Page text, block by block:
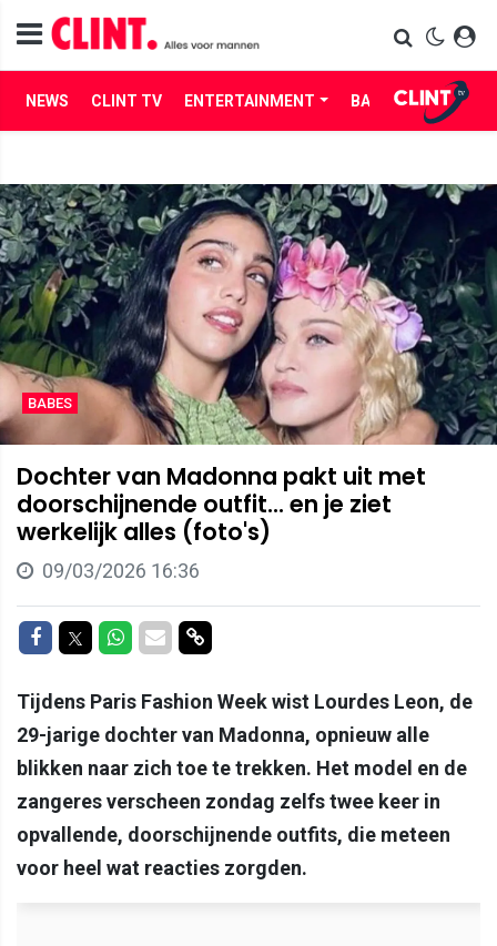
NEWS CLINT TV ENTERTAINMENT BABES LIFE
BABES
Dochter van Madonna pakt uit met
doorschijnende outfit... en je ziet
werkelijk alles (foto's)
09/03/2026 16:36
Delen op Facebook
Delen op Twitter
Delen op Whatsapp
Delen via Mail
Delen via link
Tijdens Paris Fashion Week wist Lourdes Leon, de
29-jarige dochter van Madonna, opnieuw alle
blikken naar zich toe te trekken. Het model en de
zangeres verscheen zondag zelfs twee keer in
opvallende, doorschijnende outfits, die meteen
voor heel wat reacties zorgden.